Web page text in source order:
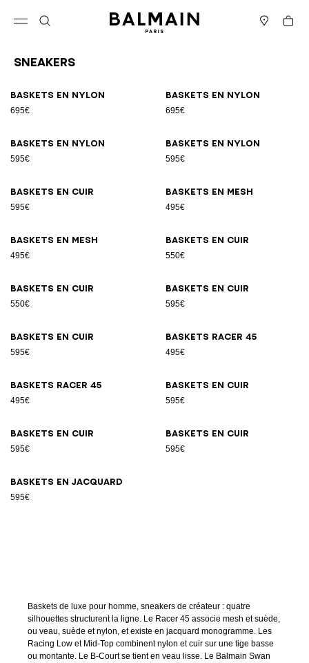
Panier
Sneakers
Baskets en nylon
695€
Baskets en nylon
695€
Baskets en nylon
595€
Baskets en nylon
595€
Baskets en cuir
595€
Baskets en mesh
495€
Baskets en mesh
495€
Baskets en cuir
550€
Baskets en cuir
550€
Baskets en cuir
595€
Baskets en cuir
595€
Baskets Racer 45
495€
Baskets Racer 45
495€
Baskets en cuir
595€
Baskets en cuir
595€
Baskets en cuir
595€
Baskets en jacquard
595€
Baskets de luxe pour homme, sneakers de créateur : quatre
silhouettes structurent la ligne. Le Racer 45 associe mesh et suède,
ou veau, suède et nylon, et existe en jacquard monogramme. Les
Racing Low et Mid-Top combinent nylon et cuir sur une tige basse
ou montante. Le B-Court se tient en veau lisse. Le Balmain Swan